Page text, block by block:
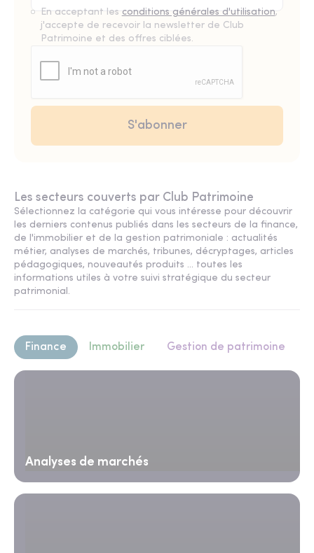
En acceptant les conditions générales d'utilisation,
j'accepte de recevoir la newsletter de Club
Patrimoine et des offres ciblées.
Les secteurs couverts par Club Patrimoine
Sélectionnez la catégorie qui vous intéresse pour découvrir
les derniers contenus publiés dans les secteurs de la finance,
de l'immobilier et de la gestion patrimoniale : actualités
métier, analyses de marchés, tribunes, décryptages, articles
pédagogiques, nouveautés produits ... toutes les
informations utiles à votre suivi stratégique du secteur
patrimonial.
Finance Immobilier Gestion de patrimoine
Analyses de marchés